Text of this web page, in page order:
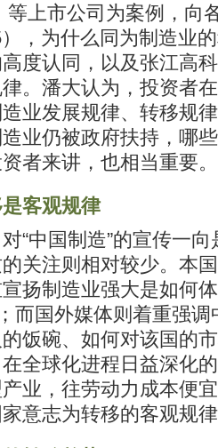
等上市公司为案例，向
，为什么同为制造业
度认同，以及张江高
。潘大认为，投资者
业发展规律、转移规
业仍被政府扶持，哪
者来讲，也相当重要。
客观规律
中国制造”的宣传一向
关注则相对较少。本
扬制造业强大是如何
而国外媒体则着重强
饭碗、如何对该国的
全球化进程日益深化
业，往劳动力成本便
意志为转移的客观规